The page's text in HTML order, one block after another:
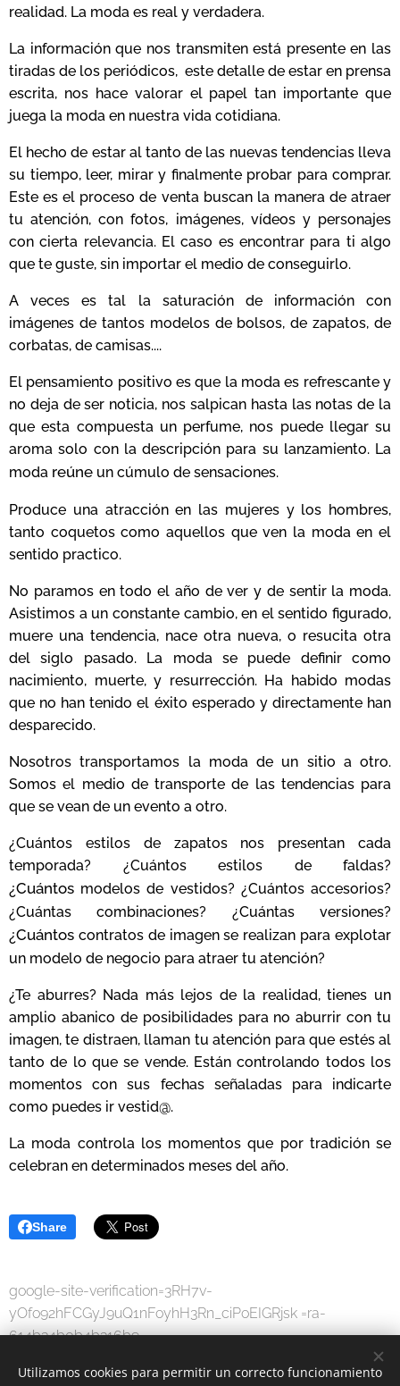
realidad. La moda es real y verdadera.
La información que nos transmiten está presente en las
tiradas de los periódicos, este detalle de estar en prensa
escrita, nos hace valorar el papel tan importante que
juega la moda en nuestra vida cotidiana.
El hecho de estar al tanto de las nuevas tendencias lleva
su tiempo, leer, mirar y finalmente probar para comprar.
Este es el proceso de venta buscan la manera de atraer
tu atención, con fotos, imágenes, vídeos y personajes
con cierta relevancia. El caso es encontrar para ti algo
que te guste, sin importar el medio de conseguirlo.
A veces es tal la saturación de información con
imágenes de tantos modelos de bolsos, de zapatos, de
corbatas, de camisas....
El pensamiento positivo es que la moda es refrescante y
no deja de ser noticia, nos salpican hasta las notas de la
que esta compuesta un perfume, nos puede llegar su
aroma solo con la descripción para su lanzamiento. La
moda reúne un cúmulo de sensaciones.
Produce una atracción en las mujeres y los hombres,
tanto coquetos como aquellos que ven la moda en el
sentido practico.
No paramos en todo el año de ver y de sentir la moda.
Asistimos a un constante cambio, en el sentido figurado,
muere una tendencia, nace otra nueva, o resucita otra
del siglo pasado. La moda se puede definir como
nacimiento, muerte, y resurrección. Ha habido modas
que no han tenido el éxito esperado y directamente han
desparecido.
Nosotros transportamos la moda de un sitio a otro.
Somos el medio de transporte de las tendencias para
que se vean de un evento a otro.
¿Cuántos estilos de zapatos nos presentan cada
temporada? ¿Cuántos estilos de faldas?
¿Cuántos modelos de vestidos? ¿Cuántos accesorios?
¿Cuántas combinaciones? ¿Cuántas versiones?
¿Cuántos contratos de imagen se realizan para explotar
un modelo de negocio para atraer tu atención?
¿Te aburres? Nada más lejos de la realidad, tienes un
amplio abanico de posibilidades para no aburrir con tu
imagen, te distraen, llaman tu atención para que estés al
tanto de lo que se vende. Están controlando todos los
momentos con sus fechas señaladas para indicarte
como puedes ir vestid@.
La moda controla los momentos que por tradición se
celebran en determinados meses del año.
Share
google-site-verification=3RH7v-
yOfo92hFCGyJ9uQ1nFoyhH3Rn_ciPoEIGRjsk =ra-
614b34b0b4b316b9
Utilizamos cookies para permitir un correcto funcionamiento